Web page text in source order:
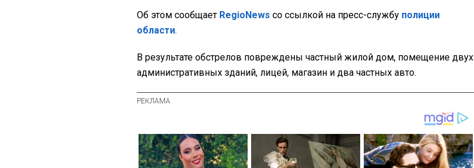
Об этом сообщает RegioNews со ссылкой на пресс-службу полиции
области.
В результате обстрелов повреждены частный жилой дом, помещение двух
административных зданий, лицей, магазин и два частных авто.